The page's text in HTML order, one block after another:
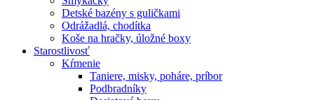
Detské bazény s guličkami
Odrážadlá, chodítka
Koše na hračky, úložné boxy
Starostlivosť
Kŕmenie
Taniere, misky, poháre, príbor
Podbradníky